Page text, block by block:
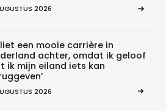
2026
liet een mooie carrière in
achter, omdat ik geloof
ik mijn eiland iets kan
2026